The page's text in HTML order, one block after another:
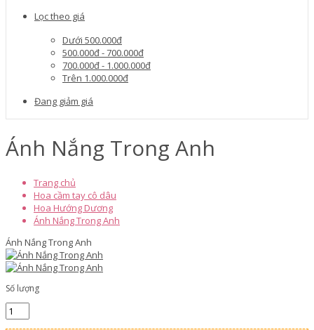
Lọc theo giá
Dưới 500.000đ
500.000đ - 700.000đ
700.000đ - 1.000.000đ
Trên 1.000.000đ
Đang giảm giá
Ánh Nắng Trong Anh
Trang chủ
Hoa cầm tay cô dâu
Hoa Hướng Dương
Ánh Nắng Trong Anh
Ánh Nắng Trong Anh
Số lượng